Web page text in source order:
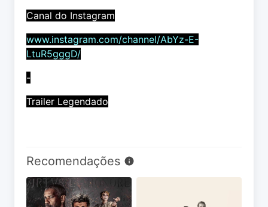
Canal do Instagram
www.instagram.com/channel/AbYz-E-
LtuR5gggD/
-
Trailer Legendado
Recomendações